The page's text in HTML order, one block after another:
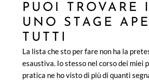
PUOI TROVARE
UNO STAGE
TUTTI
La lista che sto per fare non ha la
esaustiva. Io stesso nel corso dei miei
pratica ne ho visto di più di quanti